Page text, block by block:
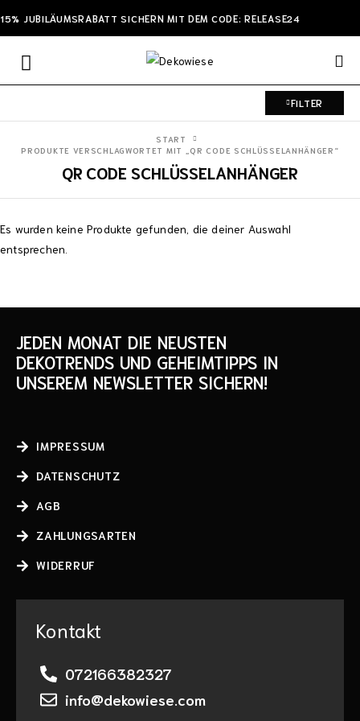
15% JUBILÄUMSRABATT SICHERN MIT DEM CODE: RELEASE24
FILTER
QR CODE SCHLÜSSELANHÄNGER
START
PRODUKTE VERSCHLAGWORTET MIT „QR CODE SCHLÜSSELANHÄNGER“
Es wurden keine Produkte gefunden, die deiner Auswahl
entsprechen.
JEDEN MONAT DIE NEUSTEN
DEKOTRENDS UND GEHEIMTIPPS IN
UNSEREM NEWSLETTER SICHERN!
IMPRESSUM
DATENSCHUTZ
AGB
ZAHLUNGSARTEN
WIDERRUF
Kontakt
072166382327
info@dekowiese.com